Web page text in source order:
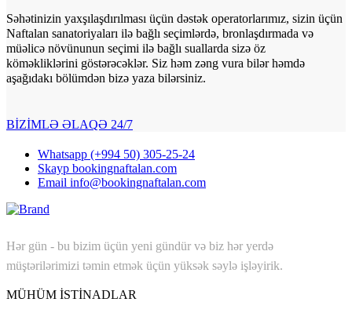
Səhətinizin yaxşılaşdırılması üçün dəstək operatorlarımız, sizin üçün
Naftalan sanatoriyaları ilə bağlı seçimlərdə, bronlaşdırmada və
müəlicə növünunun seçimi ilə bağlı suallarda sizə öz
köməkliklərini göstərəcəklər. Siz həm zəng vura bilər həmdə
aşağıdakı bölümdən bizə yaza bilərsiniz.
BİZİMLƏ ƏLAQƏ 24/7
Whatsapp (+994 50) 305-25-24
Skayp bookingnaftalan.com
Email info@bookingnaftalan.com
Hər gün - bu bizim üçün yeni gündür və biz hər yerdə
müştərilərimizi təmin etmək üçün yüksək səylə işləyirik.
MÜHÜM İSTİNADLAR